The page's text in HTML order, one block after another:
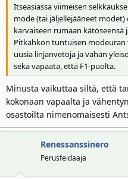
Itseasiassa viimeisen
mode (tai jäljellejääneet
karvaiseen rumaan
Pitkähkön tuntuisen
uusia linjanvetoja ja vähän
sekä vapaata, että F1-puolta.
Minusta vaikuttaa siltä, että
kokonaan vapaalta ja
osastoilta nimenomaisesti
Renessanssinero
Perusfeidaaja